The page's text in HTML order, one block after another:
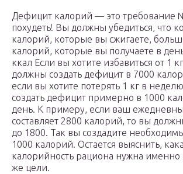
Дефицит калорий — это требование
похудеть! Вы должны убедиться, что
калорий, которые вы сжигаете,
калорий, которые вы получаете в
ккал Если вы хотите избавиться от 1
должны создать дефицит в 7000
если вы хотите потерять 1 кг в
создать дефицит примерно в 1000
день. К примеру, если ваш
составляет 2800 калорий, то вы
до 1800. Так вы создадите
1000 калорий. Остается выяснить,
калорийность рациона нужна именно
же цели.